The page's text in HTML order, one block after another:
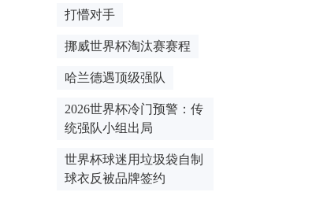
打懵对手
挪威世界杯淘汰赛赛程
哈兰德遇顶级强队
2026世界杯冷门预警：传
统强队小组出局
世界杯球迷用垃圾袋自制
球衣反被品牌签约